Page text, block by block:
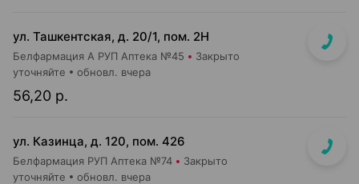
ул. Ташкентская, д. 20/1, пом. 2Н
Белфармация А РУП Аптека №45 Закрыто
56,20 р.
уточняйте обновл. вчера
ул. Казинца, д. 120, пом. 426
Белфармация РУП Аптека №74 Закрыто
уточняйте обновл. вчера